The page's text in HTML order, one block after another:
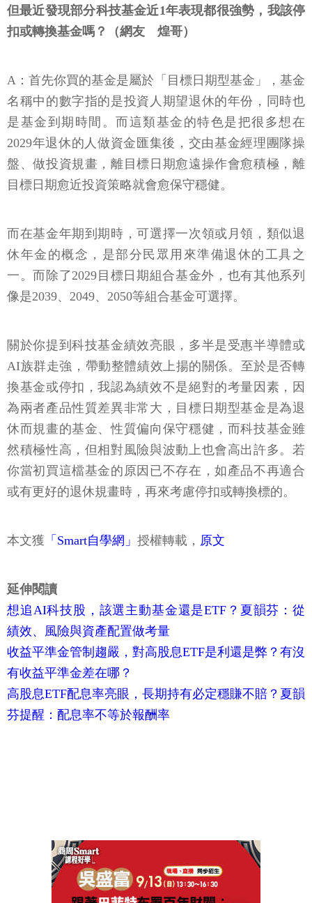
但最近發現部分科技基金近1年表現都很強勢，我該停
扣或轉換基金嗎？（網友 煌哥）
A：首先你買的基金是屬於「目標日期型基金」，基金
名稱中的數字指的是投資人期望退休的年份，同時也
是基金到期時間。而這類基金的特色是把很多想在
2029年退休的人做資金匯集後，交由基金經理團隊操
盤、做投資規畫，離目標日期愈遠操作會愈積極，離
目標日期愈近投資策略就會愈保守穩健。
而在基金年期到期時，可選擇一次領或月領，類似退
休年金的概念，是部分民眾用來準備退休的工具之
一。而除了2029目標日期組合基金外，也有其他系列
像是2039、2049、2050等組合基金可選擇。
關於你提到科技基金績效亮眼，多半是受惠半導體或
AI族群走強，帶動整體績效上揚的關係。至於是否轉
換基金或停扣，我認為績效不是絕對的考量因素，因
為兩者產品性質差異非常大，目標日期型基金是為退
休而規畫的基金、性質偏向保守穩健，而科技基金雖
然積極性高，但相對風險與波動上也會高出許多。若
你當初買這檔基金的原因已不存在，如產品不再適合
或有更好的退休規畫時，再來考慮停扣或轉換標的。
本文獲 「Smart自學網」 授權轉載， 原文
延伸閱讀
想追AI科技股，該選主動基金還是ETF？夏韻芬：從
績效、風險與資產配置做考量
收益平準金管制趨嚴，對高股息ETF是利還是弊？有沒
有收益平準金差在哪？
高股息ETF配息率亮眼，長期持有必定穩賺不賠？夏韻
芬提醒：配息率不等於報酬率